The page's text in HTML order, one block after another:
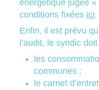
énergétique jugée
conditions fixées ici.
Enfin, il est prévu
l’audit, le syndic
les
communes ;
le carnet